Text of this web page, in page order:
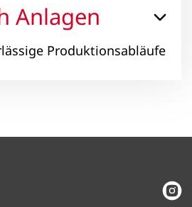
Anlagen
Produktionsabläufe